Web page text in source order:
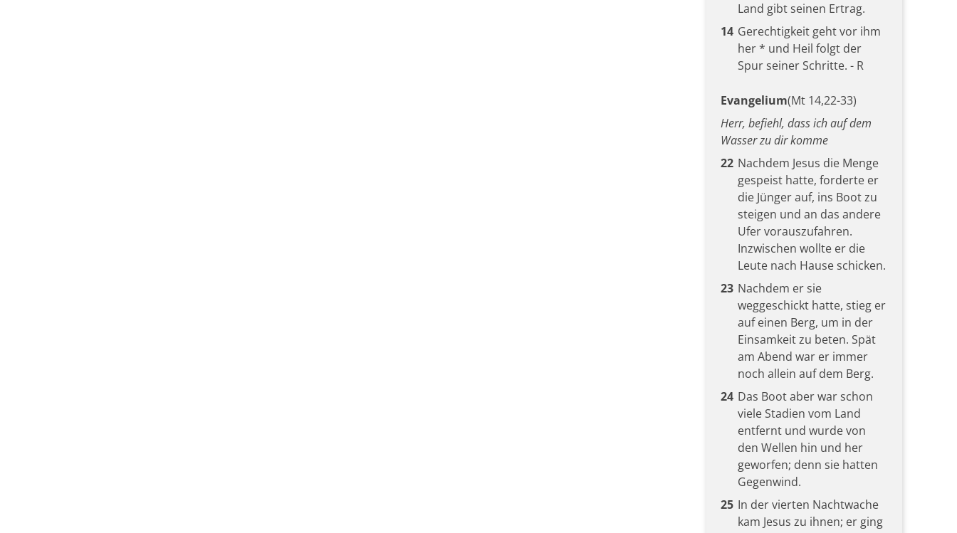
Land gibt seinen Ertrag.
14 Gerechtigkeit geht vor ihm
her * und Heil folgt der
Spur seiner Schritte. - R
Evangelium(Mt 14,22-33)
Herr, befiehl, dass ich auf dem
Wasser zu dir komme
22 Nachdem Jesus die Menge
gespeist hatte, forderte er
die Jünger auf, ins Boot zu
steigen und an das andere
Ufer vorauszufahren.
Inzwischen wollte er die
Leute nach Hause schicken.
23 Nachdem er sie
weggeschickt hatte, stieg er
auf einen Berg, um in der
Einsamkeit zu beten. Spät
am Abend war er immer
noch allein auf dem Berg.
24 Das Boot aber war schon
viele Stadien vom Land
entfernt und wurde von
den Wellen hin und her
geworfen; denn sie hatten
Gegenwind.
25 In der vierten Nachtwache
kam Jesus zu ihnen; er ging